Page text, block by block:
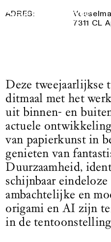
Logo See All This, linkt
ADRES:
7311 CL
Deze tweejaarlijkse
ditmaal met het
uit binnen- en
actuele
van papierkunst in
genieten van
Duurzaamheid,
schijnbaar
ambachtelijke en
origami en AI zijn
in de